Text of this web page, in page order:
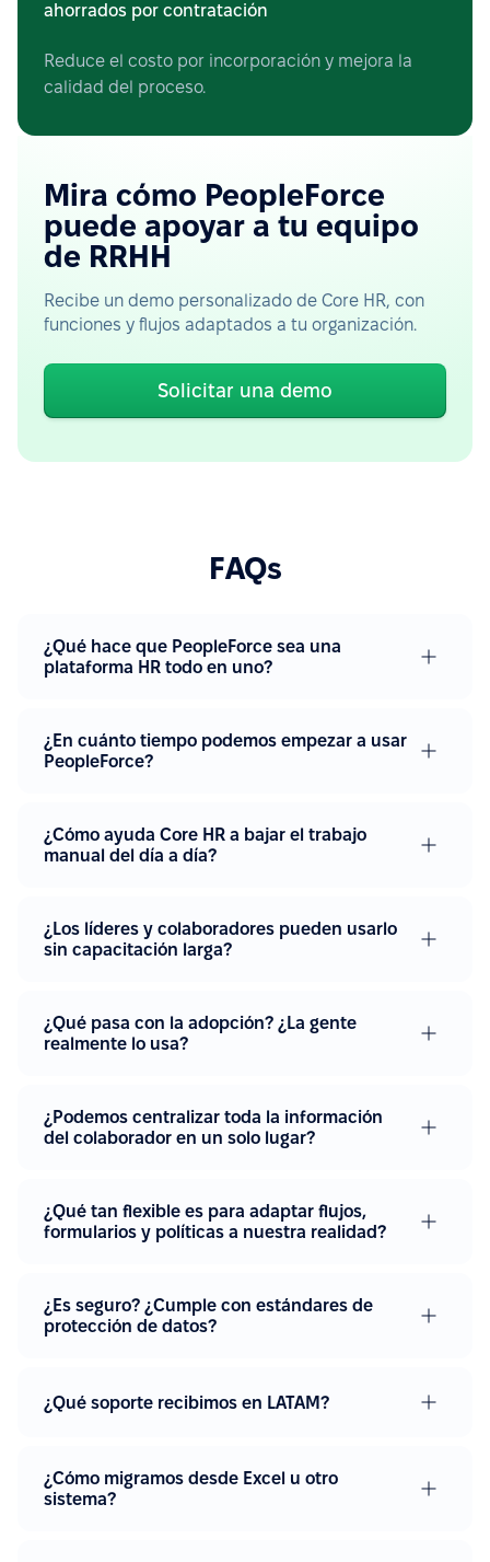
ahorrados por contratación
Reduce el costo por incorporación y mejora la
calidad del proceso.
Mira cómo PeopleForce
puede apoyar a tu equipo
de RRHH
Recibe un demo personalizado de Core HR, con
funciones y flujos adaptados a tu organización.
Solicitar una demo
FAQs
¿Qué hace que PeopleForce sea una
plataforma HR todo en uno?
¿En cuánto tiempo podemos empezar a usar
PeopleForce?
¿Cómo ayuda Core HR a bajar el trabajo
manual del día a día?
¿Los líderes y colaboradores pueden usarlo
sin capacitación larga?
¿Qué pasa con la adopción? ¿La gente
realmente lo usa?
¿Podemos centralizar toda la información
del colaborador en un solo lugar?
¿Qué tan flexible es para adaptar flujos,
formularios y políticas a nuestra realidad?
¿Es seguro? ¿Cumple con estándares de
protección de datos?
¿Qué soporte recibimos en LATAM?
¿Cómo migramos desde Excel u otro
sistema?